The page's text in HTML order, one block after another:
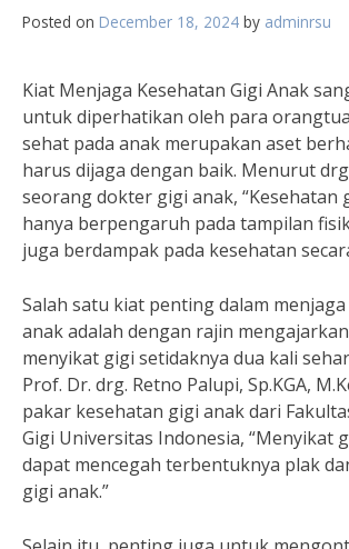
Posted on December 18, 2024 by adminrsu
Kiat Menjaga Kesehatan Gigi Anak
untuk diperhatikan oleh para
sehat pada anak merupakan aset
harus dijaga dengan baik. Menurut
seorang dokter gigi anak, “Kesehatan
hanya berpengaruh pada tampilan
juga berdampak pada kesehatan
Salah satu kiat penting dalam
anak adalah dengan rajin
menyikat gigi setidaknya dua kali
Prof. Dr. drg. Retno Palupi, Sp.KGA,
pakar kesehatan gigi anak dari
Gigi Universitas Indonesia, “Menyikat
dapat mencegah terbentuknya plak
gigi anak.”